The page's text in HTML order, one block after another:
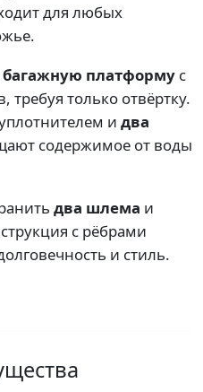
для любых
багажную платформу с
только отвёртку.
и два
содержимое от воды
два шлема и
с рёбрами
и стиль.